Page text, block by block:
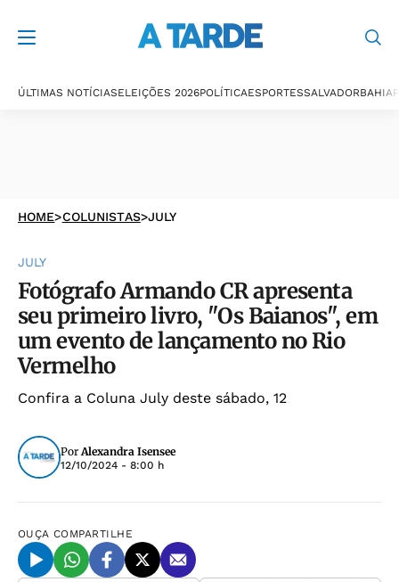
ÚLTIMAS NOTÍCIASELEIÇÕES 2026POLÍTICAESPORTESSALVADORBAHIA
HOME>COLUNISTAS>JULY
JULY
Fotógrafo Armando CR apresenta
seu primeiro livro, "Os Baianos", em
um evento de lançamento no Rio
Vermelho
Confira a Coluna July deste sábado, 12
PorAlexandra Isensee
12/10/2024 - 8:00 h
OUÇA COMPARTILHE